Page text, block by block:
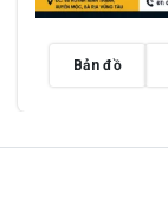
Bản đồ